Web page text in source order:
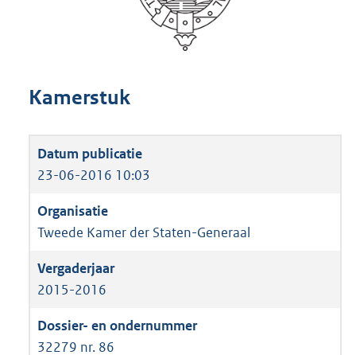
Kamerstuk
23-06-2016 10:03
Tweede Kamer der Staten-Generaal
2015-2016
32279 nr. 86